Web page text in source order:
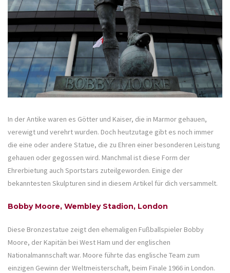
In der Antike waren es Götter und Kaiser, die in Marmor gehauen,
verewigt und verehrt wurden. Doch heutzutage gibt es noch immer
die eine oder andere Statue, die zu Ehren einer besonderen Leistung
gehauen oder gegossen wird. Manchmal ist diese Form der
Ehrerbietung auch Sportstars zuteilgeworden. Einige der
bekanntesten Skulpturen sind in diesem Artikel für dich versammelt.
Bobby Moore, Wembley Stadion, London
Diese Bronzestatue zeigt den ehemaligen Fußballspieler Bobby
Moore, der Kapitän bei West Ham und der englischen
Nationalmannschaft war. Moore führte das englische Team zum
einzigen Gewinn der Weltmeisterschaft, beim Finale 1966 in London.